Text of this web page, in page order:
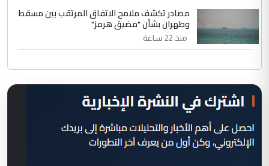
مصادر تكشف ملامح الاتفاق المرتقب بين مسقط
وطهران بشأن "مضيق هرمز"
منذ 22 ساعة